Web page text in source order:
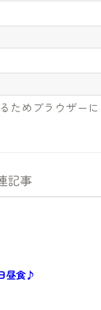
ためブラウザー
記事
昼食♪